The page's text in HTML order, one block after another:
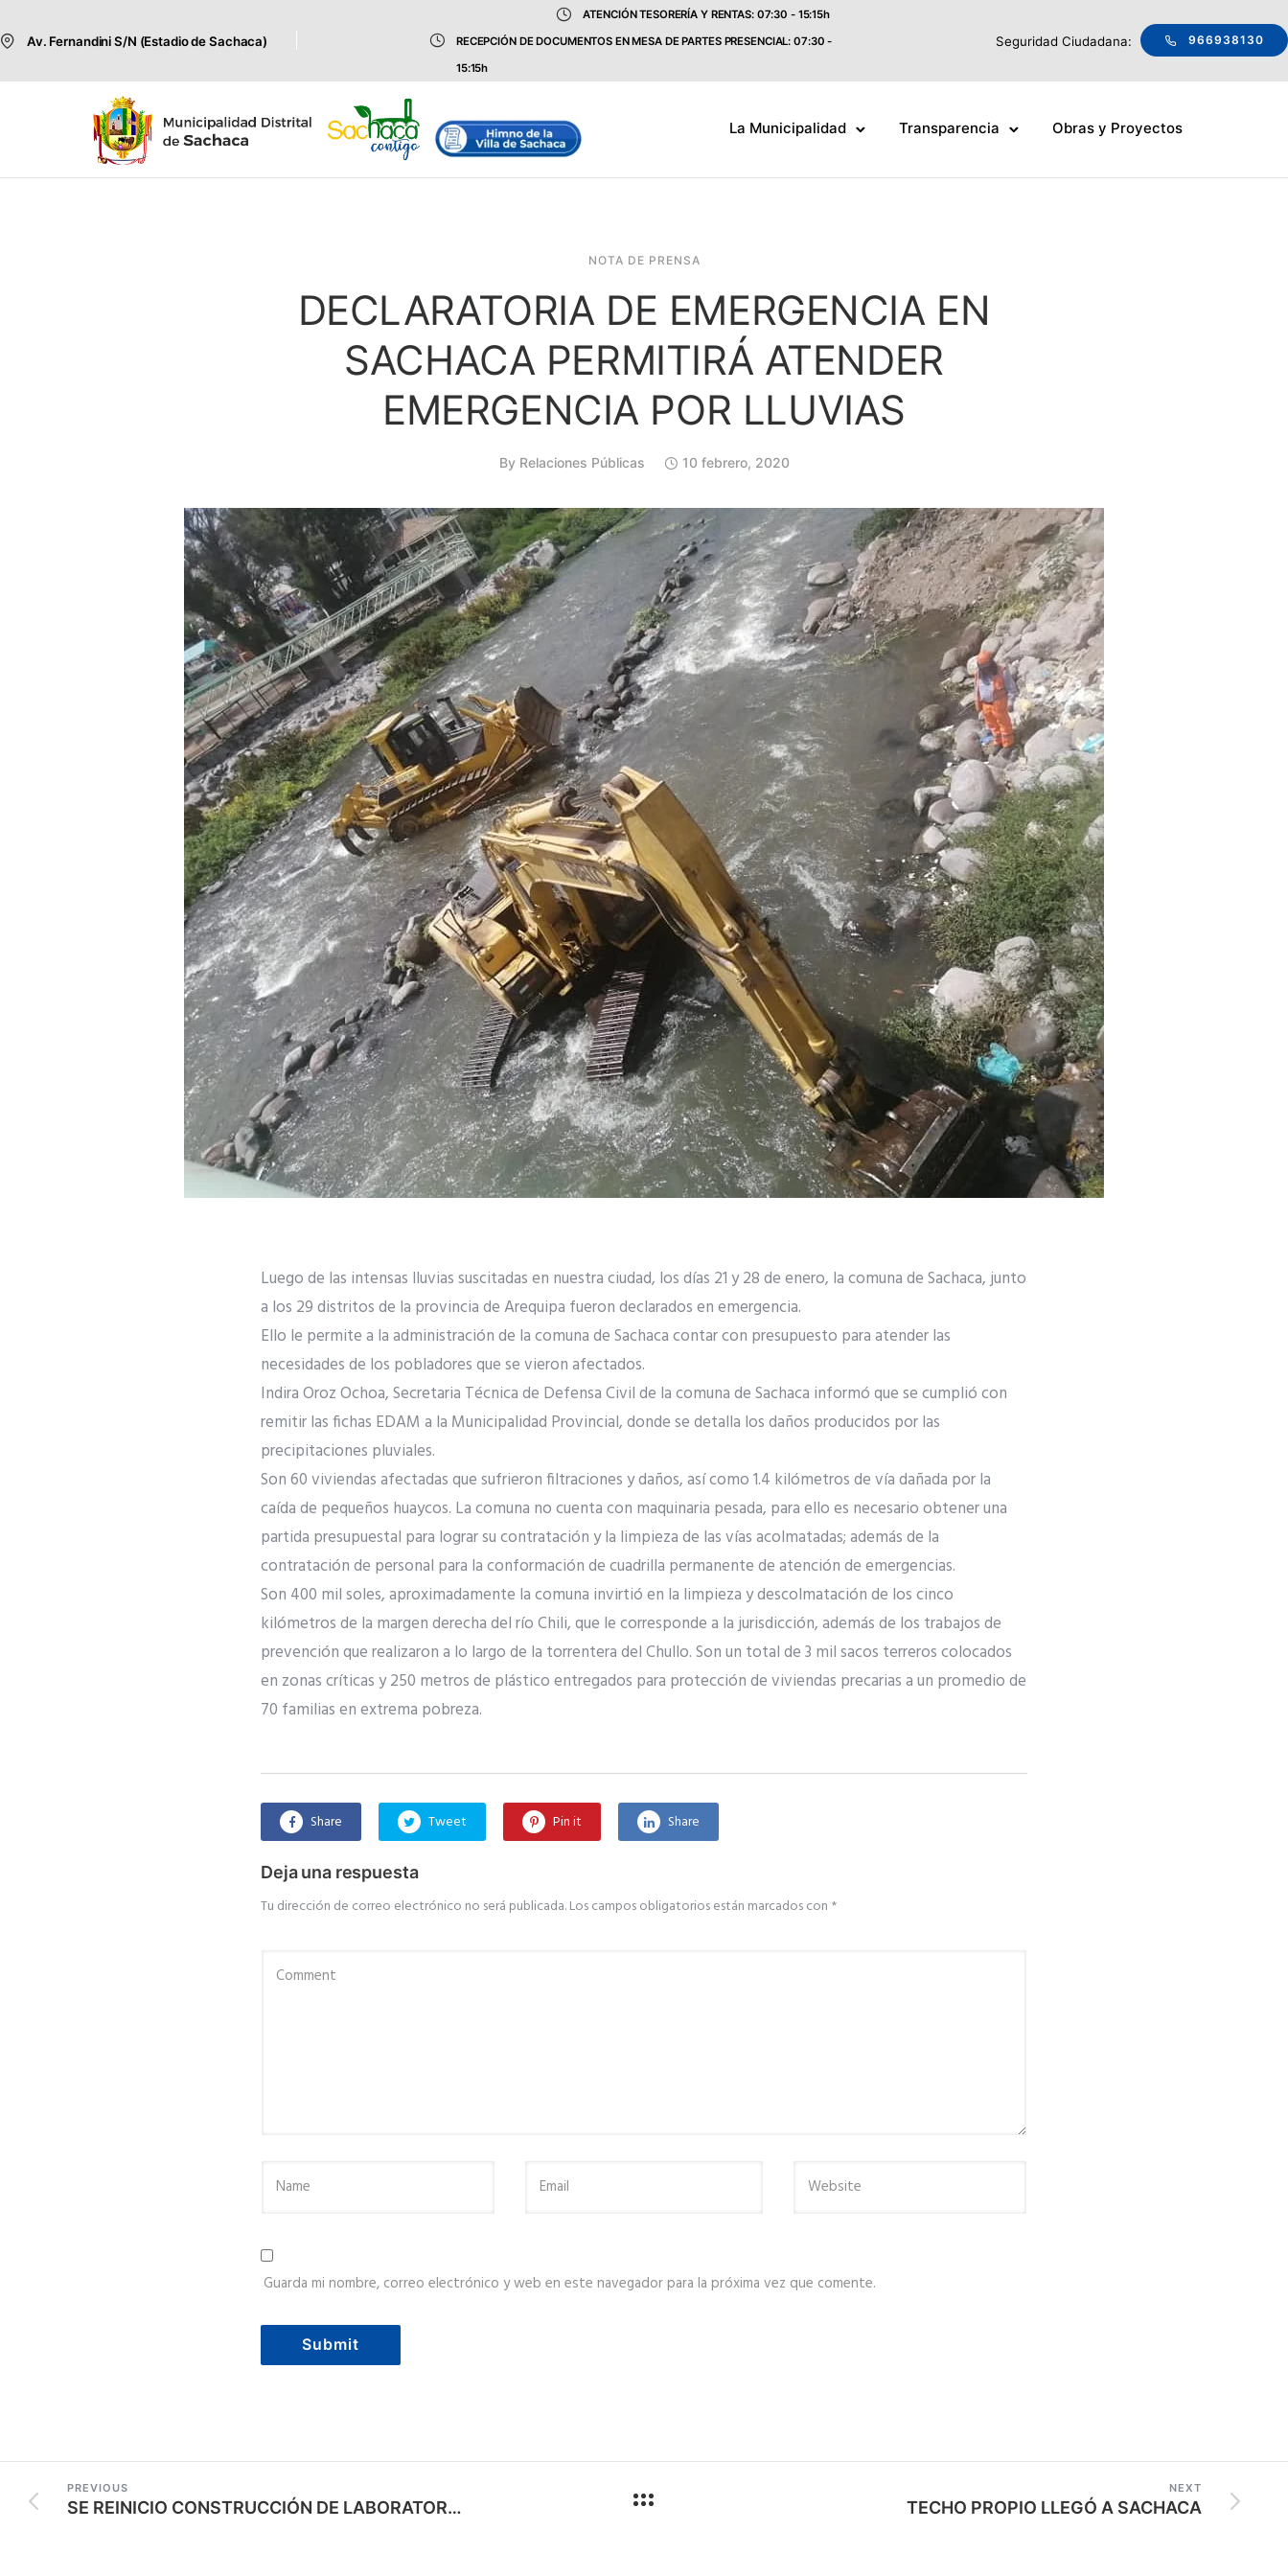
Av. Fernandini S/N (Estadio de Sachaca)
ATENCIÓN TESORERÍA Y RENTAS: 07:30 - 15:15h
RECEPCIÓN DE DOCUMENTOS EN MESA DE PARTES PRESENCIAL: 07:30 -
15:15h
Seguridad Ciudadana: 966938130
La Municipalidad Transparencia Obras y Proyectos
NOTA DE PRENSA
DECLARATORIA DE EMERGENCIA EN
SACHACA PERMITIRÁ ATENDER
EMERGENCIA POR LLUVIAS
By Relaciones Públicas 10 febrero, 2020
Luego de las intensas lluvias suscitadas en nuestra ciudad, los días 21 y 28 de enero, la comuna de Sachaca, junto
a los 29 distritos de la provincia de Arequipa fueron declarados en emergencia.
Ello le permite a la administración de la comuna de Sachaca contar con presupuesto para atender las
necesidades de los pobladores que se vieron afectados.
Indira Oroz Ochoa, Secretaria Técnica de Defensa Civil de la comuna de Sachaca informó que se cumplió con
remitir las fichas EDAM a la Municipalidad Provincial, donde se detalla los daños producidos por las
precipitaciones pluviales.
Son 60 viviendas afectadas que sufrieron filtraciones y daños, así como 1.4 kilómetros de vía dañada por la
caída de pequeños huaycos. La comuna no cuenta con maquinaria pesada, para ello es necesario obtener una
partida presupuestal para lograr su contratación y la limpieza de las vías acolmatadas; además de la
contratación de personal para la conformación de cuadrilla permanente de atención de emergencias.
Son 400 mil soles, aproximadamente la comuna invirtió en la limpieza y descolmatación de los cinco
kilómetros de la margen derecha del río Chili, que le corresponde a la jurisdicción, además de los trabajos de
prevención que realizaron a lo largo de la torrentera del Chullo. Son un total de 3 mil sacos terreros colocados
en zonas críticas y 250 metros de plástico entregados para protección de viviendas precarias a un promedio de
70 familias en extrema pobreza.
Share Tweet Pin it Share
Deja una respuesta
Tu dirección de correo electrónico no será publicada.Los campos obligatorios están marcados con *
Guarda mi nombre, correo electrónico y web en este navegador para la próxima vez que comente.
PREVIOUS
SE REINICIO CONSTRUCCIÓN DE LABORATORIO GEOFISICO DEL IGP EN SACHACA
NEXT
TECHO PROPIO LLEGÓ A SACHACA